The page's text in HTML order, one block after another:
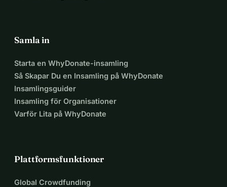
Samla in
Starta en WhyDonate-insamling
Så Skapar Du en Insamling på WhyDonate
Insamlingsguider
Insamling för Organisationer
Varför Lita på WhyDonate
Plattformsfunktioner
Global Crowdfunding